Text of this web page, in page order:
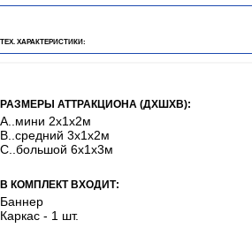
ТЕХ. ХАРАКТЕРИСТИКИ:
РАЗМЕРЫ АТТРАКЦИОНА (ДХШХВ):
А..мини 2х1х2м
В..средний 3х1х2м
С..большой 6х1х3м
В КОМПЛЕКТ ВХОДИТ:
Баннер
Каркас - 1 шт.